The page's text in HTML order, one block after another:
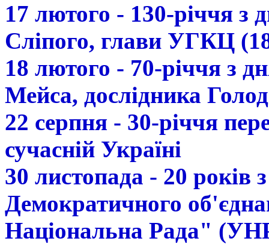
17 лютого - 130-річчя з
Сліпого, глави УГКЦ
18 лютого - 70-річчя з
Мейса, дослідника
22 серпня - 30-річчя
сучасній Україні
30 листопада - 20 років
Демократичного
Національна Рада"